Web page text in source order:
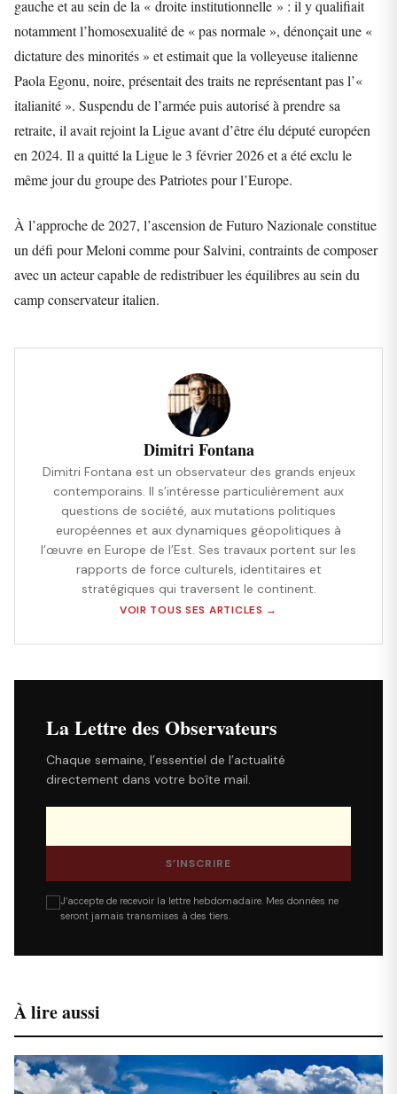
gauche et au sein de la « droite institutionnelle » : il y qualifiait
notamment l’homosexualité de « pas normale », dénonçait une «
dictature des minorités » et estimait que la volleyeuse italienne
Paola Egonu, noire, présentait des traits ne représentant pas l’«
italianité ». Suspendu de l’armée puis autorisé à prendre sa
retraite, il avait rejoint la Ligue avant d’être élu député européen
en 2024. Il a quitté la Ligue le 3 février 2026 et a été exclu le
même jour du groupe des Patriotes pour l’Europe.
À l’approche de 2027, l’ascension de Futuro Nazionale constitue
un défi pour Meloni comme pour Salvini, contraints de composer
avec un acteur capable de redistribuer les équilibres au sein du
camp conservateur italien.
Dimitri Fontana
Dimitri Fontana est un observateur des grands enjeux
contemporains. Il s’intéresse particulièrement aux
questions de société, aux mutations politiques
européennes et aux dynamiques géopolitiques à
l’œuvre en Europe de l’Est. Ses travaux portent sur les
rapports de force culturels, identitaires et
stratégiques qui traversent le continent.
VOIR TOUS SES ARTICLES →
La Lettre des Observateurs
Chaque semaine, l’essentiel de l’actualité
directement dans votre boîte mail.
S’INSCRIRE
J’accepte de recevoir la lettre hebdomadaire. Mes données ne
seront jamais transmises à des tiers.
À lire aussi